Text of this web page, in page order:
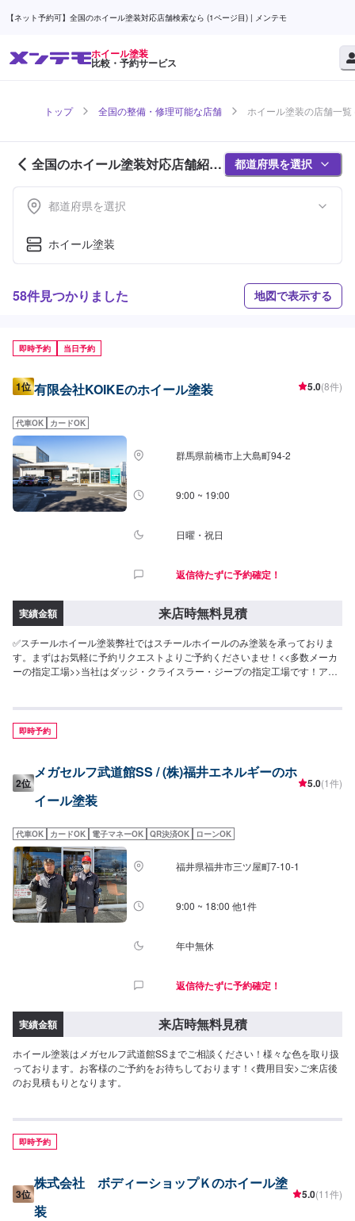
【ネット予約可】全国のホイール塗装対応店舗検索なら (1ページ目) | メンテモ
ホイール塗装
比較・予約サービス
トップ 全国の整備・修理可能な店舗 ホイール塗装の店舗一
全国のホイール塗装対応店舗紹介
(1ページ目)
都道府県を選択
都道府県を選択
ホイール塗装
58件見つかりました 地図で表示する
即時予約 当日予約
1位 有限会社KOIKEのホイール塗装 5.0(8件)
代車OK カードOK
群馬県前橋市上大島町94-2
9:00 ~ 19:00
日曜・祝日
返信待たずに予約確定！
実績金額 来店時無料見積
✅スチールホイール塗装弊社ではスチールホイールのみ塗装を承っておりま
す。まずはお気軽に予約リクエストよりご予約くださいませ！<<多数メーカ
ーの指定工場>>当社はダッジ・クライスラー・ジープの指定工場です！アメ
備にお時間かかる場合もご安心ください。代車のご用意いたします。
即時予約
2位
メガセルフ武道館SS / (株)福井エネルギーのホ
イール塗装
5.0(1件)
代車OK カードOK 電子マネーOK QR決済OK ローンOK
福井県福井市三ツ屋町7-10-1
9:00 ~ 18:00 他1件
年中無休
返信待たずに予約確定！
実績金額 来店時無料見積
ホイール塗装はメガセルフ武道館SSまでご相談ください！様々な色を取り扱
っております。お客様のご予約をお待ちしております！<費用目安>ご来店後
のお見積もりとなります。
即時予約
3位
株式会社 ボディーショップＫのホイール塗
装
5.0(11件)